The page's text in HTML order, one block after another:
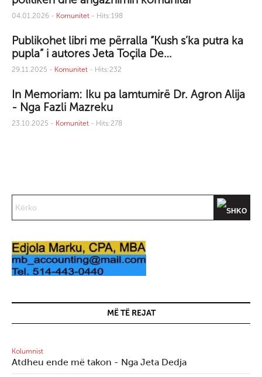
04.01.2026 - Komunitet - Hits:198
Publikohet libri me përralla “Kush s’ka putra ka
pupla” i autores Jeta Toçila De…
29.11.2025 - Komunitet - Hits:232
In Memoriam: Iku pa lamtumirë Dr. Agron Alija
- Nga Fazli Mazreku
23.10.2025 - Komunitet - Hits:278
MË TË REJAT
Kolumnist
Atdheu ende më takon - Nga Jeta Dedja